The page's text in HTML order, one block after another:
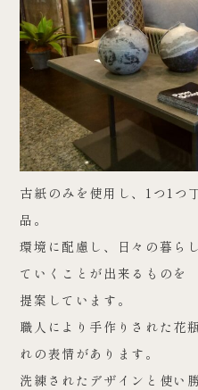
古紙のみを使用し、1つ1つ
品。
環境に配慮し、日々の暮ら
ていくことが出来るものを
提案しています。
職人により手作りされた花
れの表情があります。
洗練されたデザインと使い